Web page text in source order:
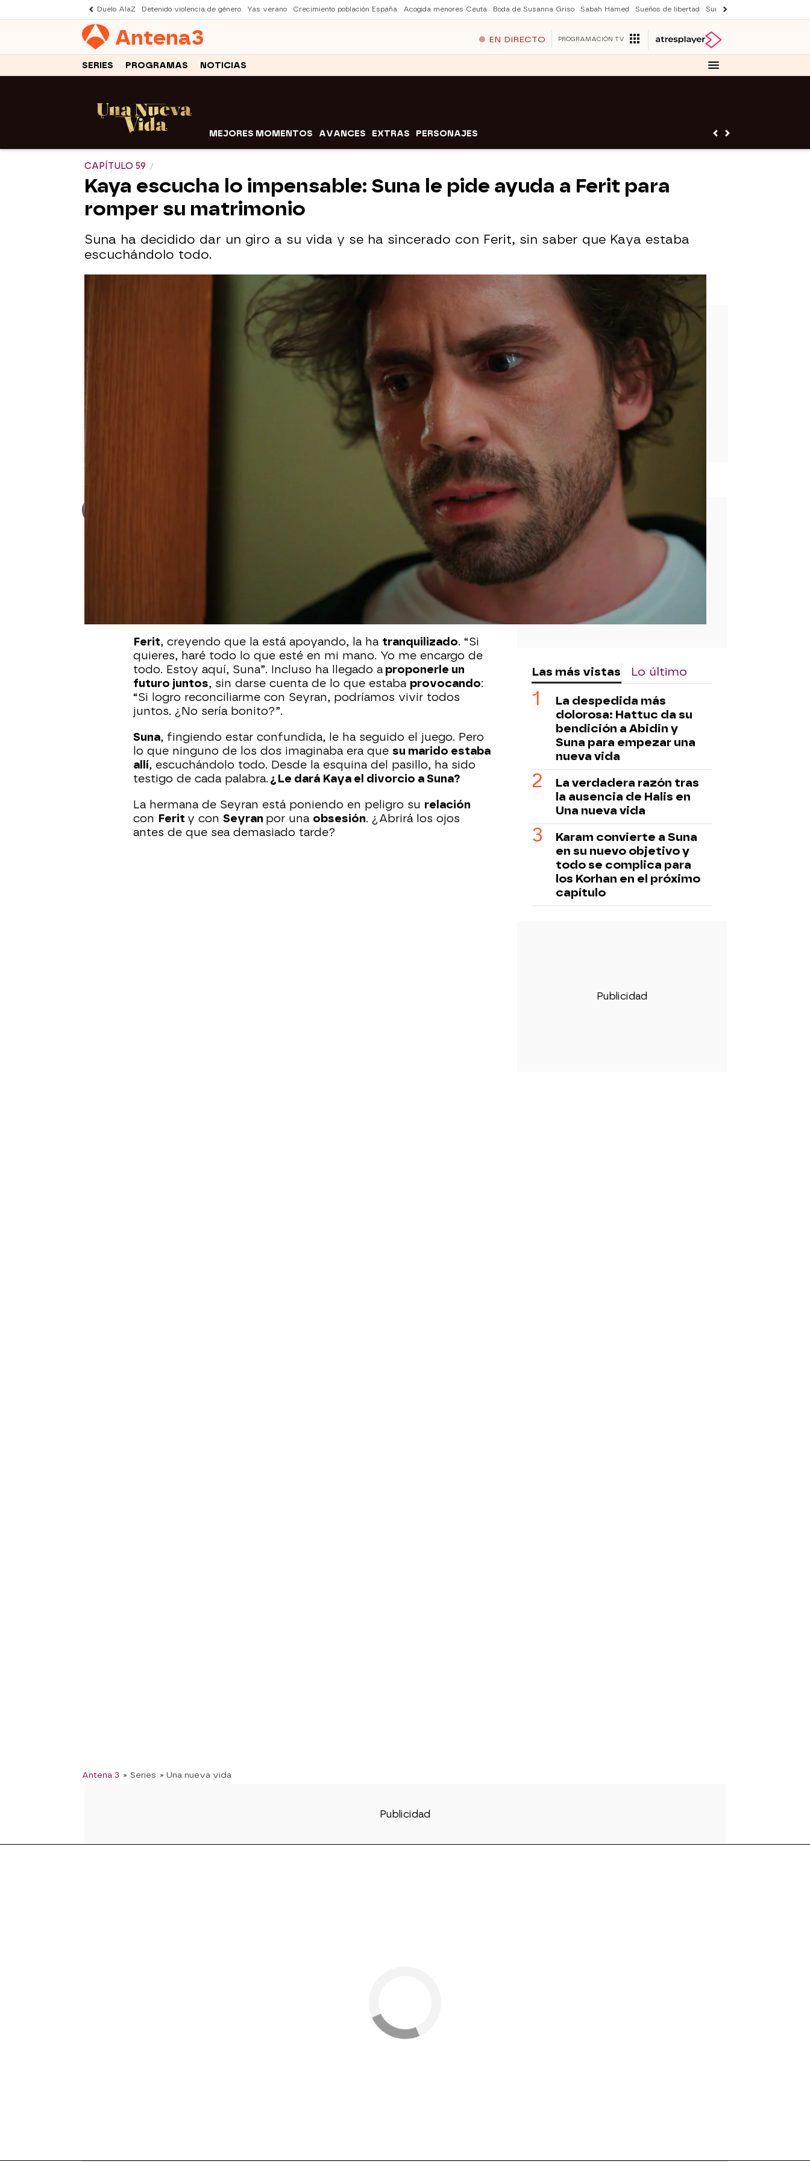
Duelo AlaZ Detenido violencia de género Yas verano Crecimiento población España Acogida menores Ceuta Boda de Susanna Griso Sabah Hamed Sueños de libertad Suri y Tom Cruise
Antena3 EN DIRECTO PROGRAMACIÓN TV
SERIES PROGRAMAS NOTICIAS
MEJORES MOMENTOS AVANCES EXTRAS PERSONAJES
CAPÍTULO 59
Kaya escucha lo impensable: Suna le pide ayuda a Ferit para
romper su matrimonio
Suna ha decidido dar un giro a su vida y se ha sincerado con Ferit, sin saber que Kaya estaba
escuchándolo todo.
Suna juega sucio y delata a su hermana: la llamada que pone en pie de guerra a Kazim
WhatsappFacebook Flipboard
sentada en la entrada
de la mansión. Al verla, él se ha preocupado y le ha
preguntado si pasaba algo grave. Entonces, ella
ha soltado la
: “No puedo hacer esto, Ferit. Creo que quiero
divorciarme. ¿Me puedes ayudar?”.
Ferit, creyendo que la está apoyando, la ha tranquilizado. “Si
quieres, haré todo lo que esté en mi mano. Yo me encargo de
todo. Estoy aquí, Suna”. Incluso ha llegado a proponerle un
futuro juntos, sin darse cuenta de lo que estaba provocando:
“Si logro reconciliarme con Seyran, podríamos vivir todos
juntos. ¿No sería bonito?”.
Suna, fingiendo estar confundida, le ha seguido el juego. Pero
lo que ninguno de los dos imaginaba era que su marido estaba
allí, escuchándolo todo. Desde la esquina del pasillo, ha sido
testigo de cada palabra. ¿Le dará Kaya el divorcio a Suna?
La hermana de Seyran está poniendo en peligro su relación
con Ferit y con Seyran por una obsesión. ¿Abrirá los ojos
antes de que sea demasiado tarde?
Antena 3 » Series » Una nueva vida
Las más vistas Lo último
La despedida más
dolorosa: Hattuc da su
bendición a Abidin y
Suna para empezar una
nueva vida
La verdadera razón tras
la ausencia de Halis en
Una nueva vida
Karam convierte a Suna
en su nuevo objetivo y
todo se complica para
los Korhan en el próximo
capítulo